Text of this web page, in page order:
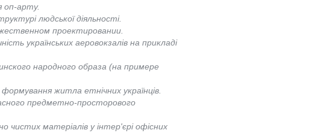
оп-арту.
людської діяльності.
проектировании.
українських аеровокзалів на прикладі
народного образа (на примере
формування житла етнічних українців.
предметно-просторового
чистих матеріалів у інтер'єрі офісних